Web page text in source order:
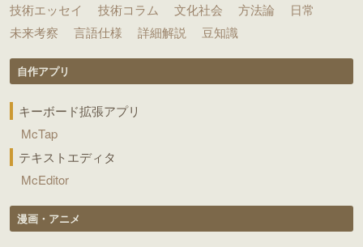
技術エッセイ
技術コラム 文化社会 方法論
日常
未来考察
言語仕様 詳細解説 豆知識
自作アプリ
キーボード拡張アプリ
McTap
テキストエディタ
McEditor
漫画・アニメ